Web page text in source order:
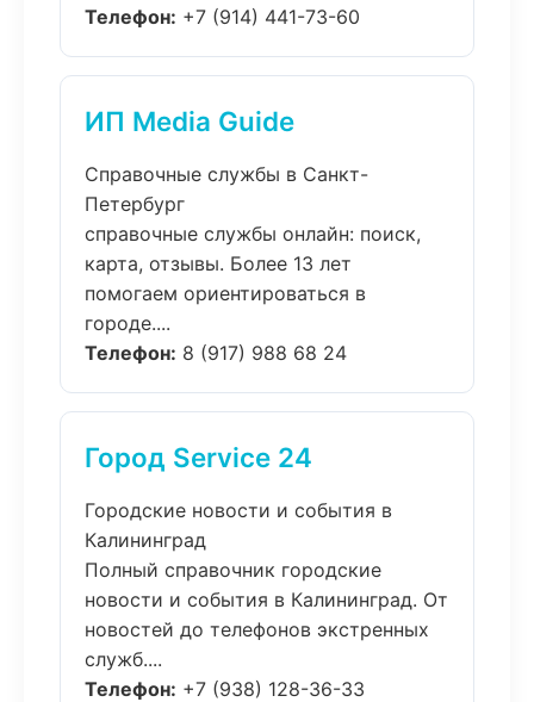
Телефон: +7 (914) 441-73-60
ИП Media Guide
Справочные службы в Санкт-
Петербург
справочные службы онлайн: поиск,
карта, отзывы. Более 13 лет
помогаем ориентироваться в
городе....
Телефон: 8 (917) 988 68 24
Город Service 24
Городские новости и события в
Калининград
Полный справочник городские
новости и события в Калининград. От
новостей до телефонов экстренных
служб....
Телефон: +7 (938) 128-36-33